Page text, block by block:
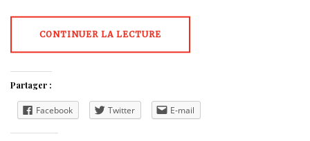
CONTINUER LA LECTURE
Partager :
Facebook Twitter E-mail